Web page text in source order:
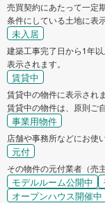
売買契約にあたって一定
条件にしている土地に表
未入居
建築工事完了日から1年
表示されます。
賃貸中
賃貸中の物件に表示されま
賃貸中の物件は、原則ご
事業用物件
店舗や事務所などにお使
元付
その物件の元付業者（売
モデルルーム公開中
オープンハウス開催中